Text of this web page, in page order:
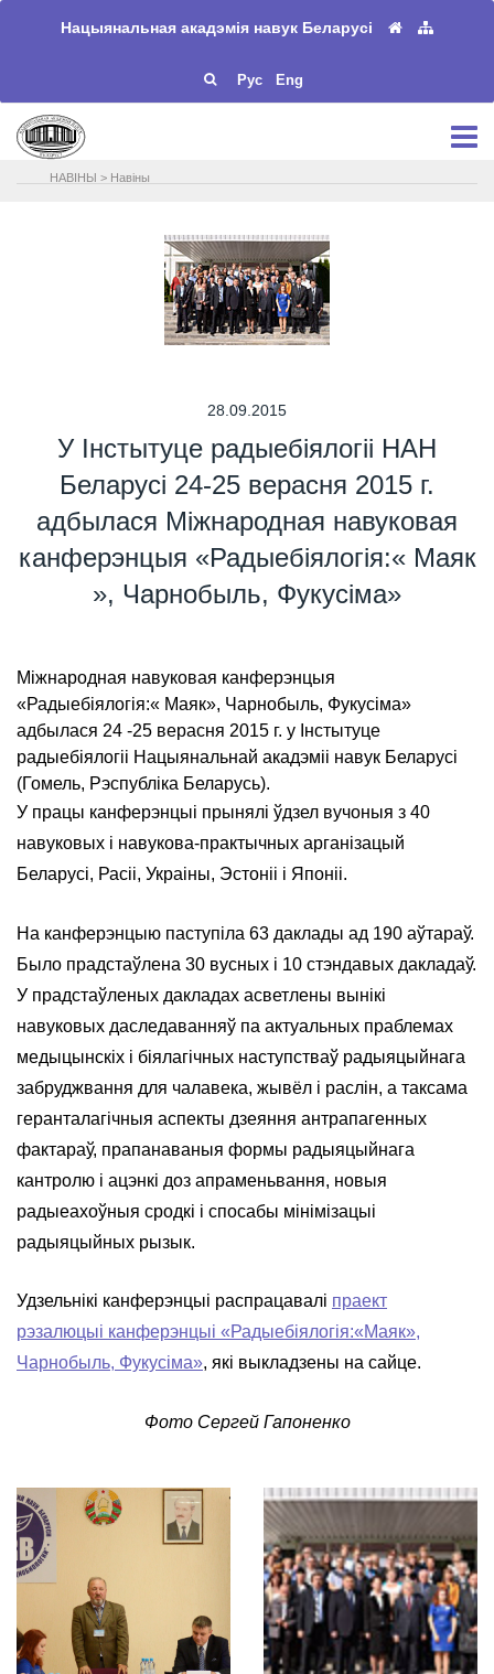
Нацыянальная акадэмія навук Беларусі
Рус Eng
НАВIНЫ > Навіны
28.09.2015
У Інстытуце радыебіялогіі НАН
Беларусі 24-25 верасня 2015 г.
адбылася Міжнародная навуковая
канферэнцыя «Радыебіялогія:« Маяк
», Чарнобыль, Фукусіма»
Міжнародная навуковая канферэнцыя
«Радыебіялогія:« Маяк», Чарнобыль, Фукусіма»
адбылася 24 -25 верасня 2015 г. у Інстытуце
радыебіялогіі Нацыянальнай акадэміі навук Беларусі
(Гомель, Рэспубліка Беларусь).
У працы канферэнцыі прынялі ўдзел вучоныя з 40
навуковых і навукова-практычных арганізацый
Беларусі, Расіі, Украіны, Эстоніі і Японіі.
На канферэнцыю паступіла 63 даклады ад 190 аўтараў.
Было прадстаўлена 30 вусных і 10 стэндавых дакладаў.
У прадстаўленых дакладах асветлены вынікі
навуковых даследаванняў па актуальных праблемах
медыцынскіх і біялагічных наступстваў радыяцыйнага
забруджвання для чалавека, жывёл і раслін, а таксама
геранталагічныя аспекты дзеяння антрапагенных
фактараў, прапанаваныя формы радыяцыйнага
кантролю і ацэнкі доз апраменьвання, новыя
радыеахоўныя сродкі і спосабы мінімізацыі
радыяцыйных рызык.
Удзельнікі канферэнцыі распрацавалі праект
рэзалюцыі канферэнцыі «Радыебіялогія:«Маяк»,
Чарнобыль, Фукусіма», які выкладзены на сайце.
Фото Сергей Гапоненко